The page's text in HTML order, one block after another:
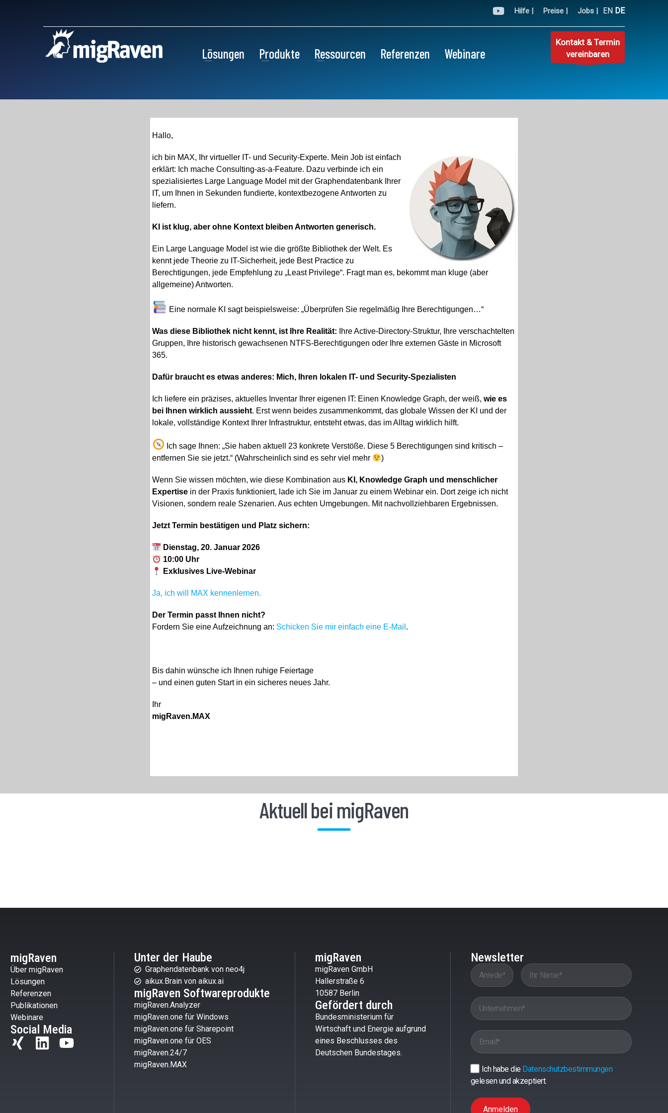
Hilfe | Preise | Jobs | EN DE
Lösungen Produkte Ressourcen Referenzen Webinare
Kontakt & Termin
vereinbaren
Hallo,
ich bin MAX, Ihr virtueller IT- und Security-Experte. Mein Job ist einfach
erklärt: Ich mache Consulting-as-a-Feature. Dazu verbinde ich ein
spezialisiertes Large Language Model mit der Graphendatenbank Ihrer
IT, um Ihnen in Sekunden fundierte, kontextbezogene Antworten zu
liefern.
KI ist klug, aber ohne Kontext bleiben Antworten generisch.
Ein Large Language Model ist wie die größte Bibliothek der Welt. Es
kennt jede Theorie zu IT-Sicherheit, jede Best Practice zu
Berechtigungen, jede Empfehlung zu „Least Privilege“. Fragt man es, bekommt man kluge (aber
allgemeine) Antworten.
Eine normale KI sagt beispielsweise: „Überprüfen Sie regelmäßig Ihre Berechtigungen…“
Was diese Bibliothek nicht kennt, ist Ihre Realität:
Ihre Active-Directory-Struktur, Ihre verschachtelten
Gruppen, Ihre historisch gewachsenen NTFS-Berechtigungen oder Ihre externen Gäste in Microsoft
365.
Dafür braucht es etwas anderes: Mich, Ihren lokalen IT- und Security-Spezialisten
Ich liefere ein präzises, aktuelles Inventar Ihrer eigenen IT: Einen Knowledge Graph, der weiß, wie es
bei Ihnen wirklich aussieht. Erst wenn beides zusammenkommt, das globale Wissen der KI und der
lokale, vollständige Kontext Ihrer Infrastruktur, entsteht etwas, das im Alltag wirklich hilft.
Ich sage Ihnen: „Sie haben aktuell 23 konkrete Verstöße. Diese 5 Berechtigungen sind kritisch –
entfernen Sie sie jetzt.“ (Wahrscheinlich sind es sehr viel mehr
)
Wenn Sie wissen möchten, wie diese Kombination aus KI, Knowledge Graph und menschlicher
Expertise in der Praxis funktioniert, lade ich Sie im Januar zu einem Webinar ein. Dort zeige ich nicht
Visionen, sondern reale Szenarien. Aus echten Umgebungen. Mit nachvollziehbaren Ergebnissen.
Jetzt Termin bestätigen und Platz sichern:
Dienstag, 20. Januar 2026
10:00 Uhr
Exklusives Live-Webinar
Ja, ich will MAX kennenlernen.
Der Termin passt Ihnen nicht?
Fordern Sie eine Aufzeichnung an: Schicken Sie mir einfach eine E-Mail .
Bis dahin wünsche ich Ihnen ruhige Feiertage
– und einen guten Start in ein sicheres neues Jahr.
Ihr
migRaven.MAX
Aktuell bei migRaven
migRaven
Über migRaven
Lösungen
Referenzen
Publikationen
Webinare
Social Media
Unter der Haube
Graphendatenbank von neo4j
aikux.Brain von aikux.ai
migRaven Softwareprodukte
migRaven.Analyzer
migRaven.one für Windows
migRaven.one für Sharepoint
migRaven.one für OES
migRaven.24/7
migRaven.MAX
migRaven
migRaven GmbH
Hallerstraße 6
10587 Berlin
Gefördert durch
Bundesministerium für
Wirtschaft und Energie aufgrund
eines Beschlusses des
Deutschen Bundestages.
Newsletter
Ich habe die Datenschutzbestimmungen
gelesen und akzeptiert.
Anmelden